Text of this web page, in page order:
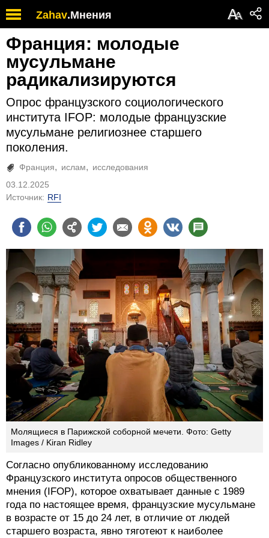
Zahav.Мнения АА
Франция: молодые
мусульмане
радикализируются
Опрос французского социологического
института IFOP: молодые французские
мусульмане религиознее старшего
поколения.
Франция ислам
исследования
03.12.2025
Источник: RFI
Молящиеся в Парижской соборной мечети. Фото: Getty
Images / Kiran Ridley
Согласно опубликованному исследованию
Французского института опросов общественного
мнения (IFOP), которое охватывает данные с 1989
года по настоящее время, французские мусульмане
в возрасте от 15 до 24 лет, в отличие от людей
старшего возраста, явно тяготеют к наиболее